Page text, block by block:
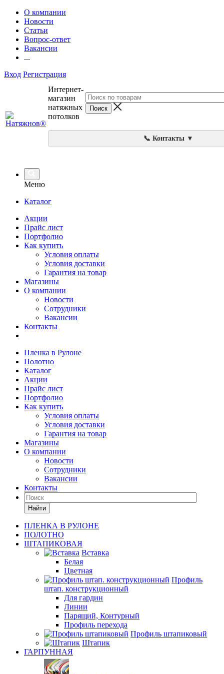
О компании
Новости
Статьи
Вопрос-ответ
Вакансии
...
Вход Регистрация
Интернет-
магазин
натяжных
потолков
📞 Контакты ▼
Меню
Каталог
Акции
Прайс лист
Портфолио
Как купить
Условия оплаты
Условия доставки
Гарантия на товар
Магазины
О компании
Новости
Сотрудники
Вакансии
Контакты
Пленка в Рулоне
Полотно
Каталог
Акции
Прайс лист
Портфолио
Как купить
Условия оплаты
Условия доставки
Гарантия на товар
Магазины
О компании
Новости
Сотрудники
Вакансии
Контакты
Найти
ПЛЕНКА В РУЛОНЕ
ПОЛОТНО
ШТАПИКОВАЯ
Вставка
Белая
Цветная
Профиль
штап. конструкционный
Для гардин
Линии
Парящий, Контурный
Профиль перехода
Профиль штапиковый
Штапик
ГАРПУННАЯ